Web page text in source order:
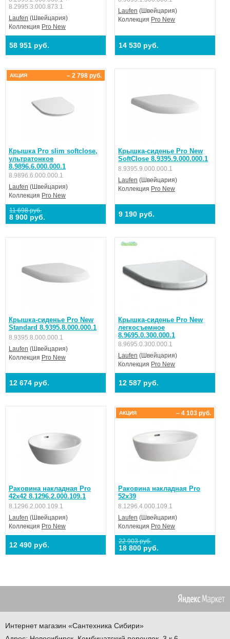
8.2995.3.000.873.1
Laufen (Швейцария)
Коллекция Pro New
58 951 руб.
Laufen (Швейцария)
Коллекция Pro New
14 530 руб.
Крышка Pro slim softclose,
ультратонкое
8.9896.6.000.000.1
8.9896.6.000.000.1
Laufen (Швейцария)
Коллекция Pro New
11 698 руб.
8 900 руб.
– 2 798 руб.
АКЦИЯ
Крышка-сиденье Pro New
SoftClose 8.9395.9.000.000.1
8.9395.9.000.000.1
Laufen (Швейцария)
Коллекция Pro New
9 190 руб.
Крышка-сиденье Pro New
Standard 8.9395.8.000.000.1
8.9395.8.000.000.1
Laufen (Швейцария)
Коллекция Pro New
12 674 руб.
Крышка-сиденье Pro New
легкосъемное
8.9695.0.300.000.1
8.9695.0.300.000.1
Laufen (Швейцария)
Коллекция Pro New
12 587 руб.
Раковина накладная Pro
42x42 8.1296.2.000.109.1
8.1296.2.000.109.1
Laufen (Швейцария)
Коллекция Pro New
12 490 руб.
Раковина накладная Pro
52x39
8.1296.4.000.109.1
Laufen (Швейцария)
Коллекция Pro New
22 903 руб.
18 800 руб.
– 4 103 руб.
АКЦИЯ
Интернет магазин «Сантехника Сибири»